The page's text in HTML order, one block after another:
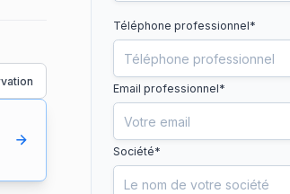
Téléphone professionnel*
Email professionnel*
Société*